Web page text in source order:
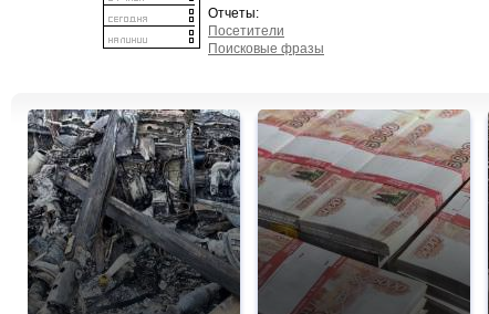
Отчеты:
Посетители
Поисковые фразы